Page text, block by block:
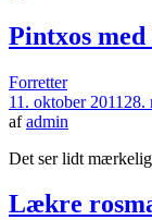
Pintxos
Forretter
11. oktober 2011 28.
afadmin
Det ser lidt
Lækre